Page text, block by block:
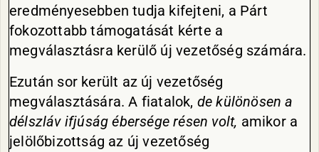
eredményesebben tudja kifejteni, a Párt
fokozottabb támogatását kérte a
megválasztásra kerülő új vezetőség számára.
Ezután sor került az új vezetőség
megválasztására. A fiatalok, de különösen a
délszláv ifjúság ébersége résen volt, amikor a
jelölőbizottság az új vezetőség